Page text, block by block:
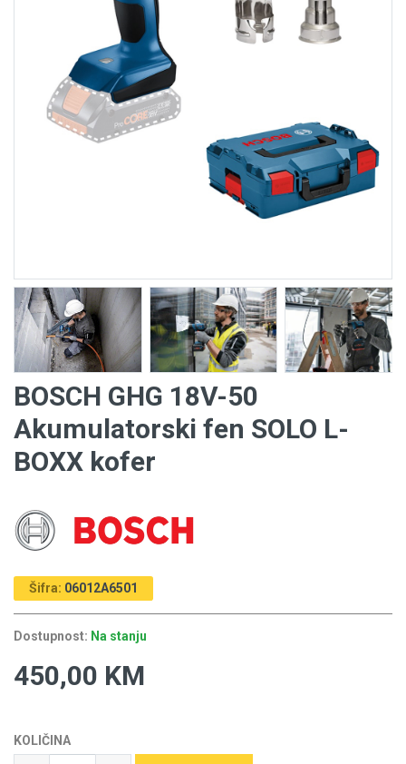
BOSCH GHG 18V-50
Akumulatorski fen SOLO L-
BOXX kofer
Šifra: 06012A6501
Dostupnost: Na stanju
450,00 KM
KOLIČINA